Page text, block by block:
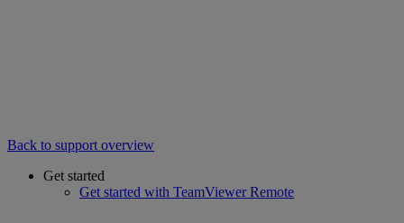
Back to support overview
Get started
Get started with TeamViewer Remote